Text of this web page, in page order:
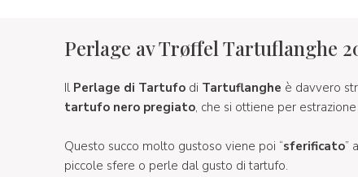
Perlage av Trøffel Tartuflanghe
Il Perlage di Tartufo di Tartuflanghe è davvero
tartufo nero pregiato, che si ottiene per
Questo succo molto gustoso viene poi “sferificato”
piccole sfere o perle dal gusto di tartufo.